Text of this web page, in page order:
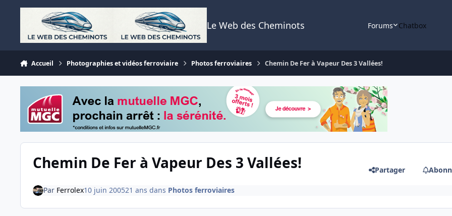
Aller au contenu
Le Web des Cheminots Forums Chatbox
Accueil Photographies et vidéos ferroviaire Photos ferroviaires Chemin De Fer à Vapeur Des 3 Vallées!
Chemin De Fer à Vapeur Des 3 Vallées! Partager
Par Ferrolex10 juin 200521 ans dans Photos ferroviaires